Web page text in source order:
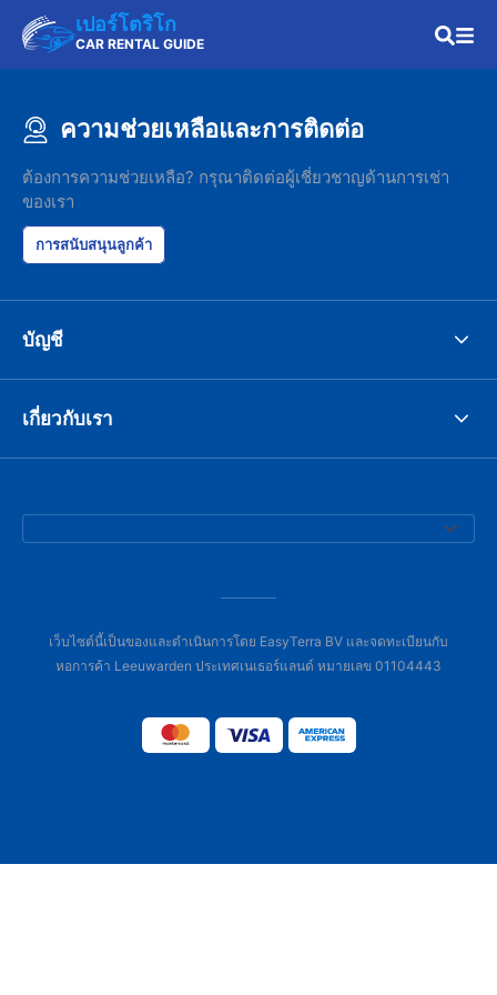
เปอร์โตริโก
CAR RENTAL GUIDE
ความช่วยเหลือและการติดต่อ
ต้องการความช่วยเหลือ? กรุณาติดต่อผู้เชี่ยวชาญด้านการเช่า
ของเรา
การสนับสนุนลูกค้า
บัญชี
เกี่ยวกับเรา
เว็บไซต์นี้เป็นของและดำเนินการโดย EasyTerra BV และจดทะเบียนกับ
หอการค้า Leeuwarden ประเทศเนเธอร์แลนด์ หมายเลข 01104443